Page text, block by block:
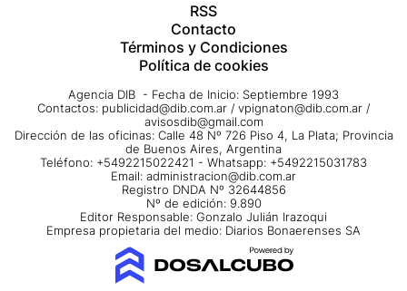
RSS
Contacto
Términos y Condiciones
Política de cookies
Agencia DIB - Fecha de Inicio: Septiembre 1993
Contactos: publicidad@dib.com.ar / vpignaton@dib.com.ar /
avisosdib@gmail.com
Dirección de las oficinas: Calle 48 Nº 726 Piso 4, La Plata; Provincia
de Buenos Aires, Argentina
Teléfono: +5492215022421 - Whatsapp: +5492215031783
Email: administracion@dib.com.ar
Registro DNDA Nº 32644856
Nº de edición: 9.890
Editor Responsable: Gonzalo Julián Irazoqui
Empresa propietaria del medio: Diarios Bonaerenses SA